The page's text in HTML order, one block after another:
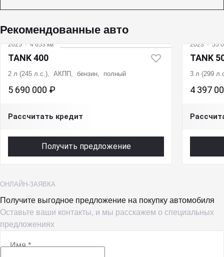
Рекомендованные авто
2025 · 4 653 км
TANK 400
2 л (245 л.с.), АКПП, бензин, полный
5 690 000 ₽
Рассчитать кредит
Получить предложение
2023 · 55
TANK
3 л (299
4 397
ОНЛАЙН-ЗАЯВКА
Получите выгодное предложение на покупку автомобиля
Оставьте ваши контакты, и мы расскажем о специальных
предложениях
Имя*